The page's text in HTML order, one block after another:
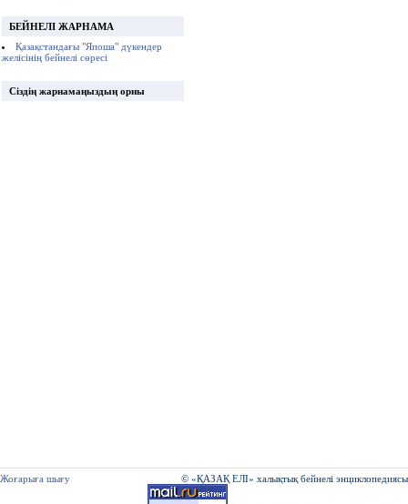
БЕЙНЕЛІ ЖАРНАМА
Қазақстандағы "Япоша" дүкендер
желісінің бейнелі сөресі
Сіздің жарнамаңыздың орны
Жоғарыға шығу © «ҚАЗАҚ ЕЛІ» халықтық бейнелі